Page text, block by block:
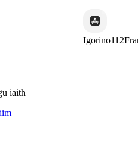
Igorino112France
iaith